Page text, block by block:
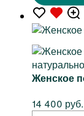
Женское
14 400 руб.